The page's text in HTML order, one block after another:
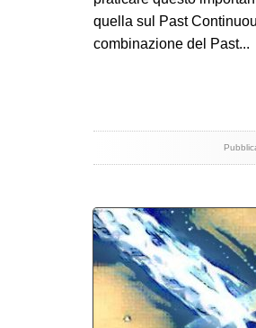
quella sul Past
combinazione del Past...